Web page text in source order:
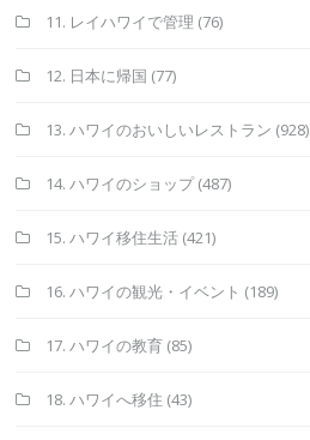
11. レイハワイで管理 (76)
12. 日本に帰国 (77)
13. ハワイのおいしいレストラン (928)
14. ハワイのショップ(487)
15. ハワイ移住生活 (421)
16. ハワイの観光・イベント (189)
17. ハワイの教育 (85)
18. ハワイへ移住 (43)